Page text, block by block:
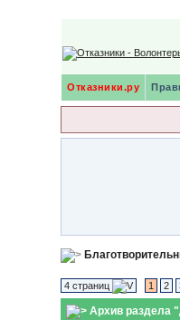
Отказники.ру
4 страниц 1 2
Архив раздела